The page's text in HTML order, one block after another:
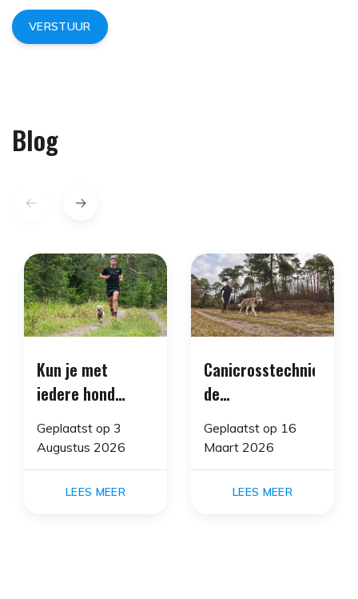
VERSTUUR
Blog
Kun je met
iedere hond
canicrossen of
canitrailen?
Geplaatst op 3
Augustus 2026
LEES MEER
Canicrosstechniek:
de
biomechanica
van aanleuning
Geplaatst op 16
Maart 2026
LEES MEER